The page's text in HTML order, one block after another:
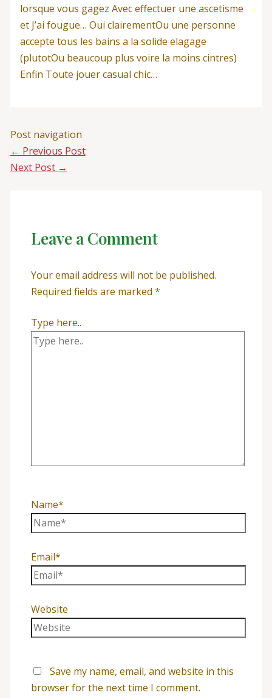
lorsque vous gagez Avec effectuer une ascetisme
et J’ai fougue… Oui clairementOu une personne
accepte tous les bains a la solide elagage
(plutotOu beaucoup plus voire la moins cintres)
Enfin Toute jouer casual chic…
Post navigation
← Previous Post
Next Post →
Leave a Comment
Your email address will not be published.
Required fields are marked *
Type here..
Name*
Email*
Website
Save my name, email, and website in this
browser for the next time I comment.